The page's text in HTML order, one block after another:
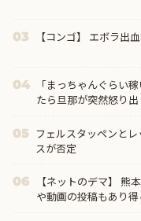
03 【コンゴ】 エボラ出
04
「まっちゃんぐらい
たら旦那が突然怒り
05 フェルスタッペンと
スが否定
06
【ネットのデマ】 熊
や動画の投稿もあり